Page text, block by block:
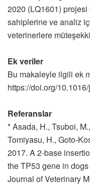
2020 (LQ1601)
sahiplerine ve analiz
veterinerlere
Ek veriler
Bu makaleyle ilgili ek
https://doi.org/
Referanslar
* Asada, H., Tsuboi,
Tomiyasu, H., Goto-
2017. A 2-base
the TP53 gene in
Journal of Veterinary